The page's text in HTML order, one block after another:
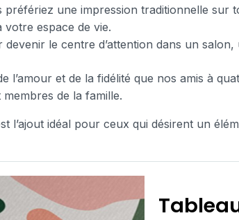
préfériez une impression traditionnelle sur
espace de vie.
devenir le centre d’attention dans un
l’amour et de la fidélité que nos amis à
de la famille.
l’ajout idéal pour ceux qui désirent un